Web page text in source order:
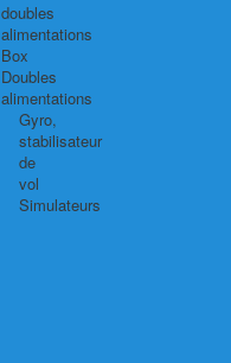
doubles
alimentations
Box
Doubles
alimentations
Gyro,
stabilisateur
de
vol
Simulateurs